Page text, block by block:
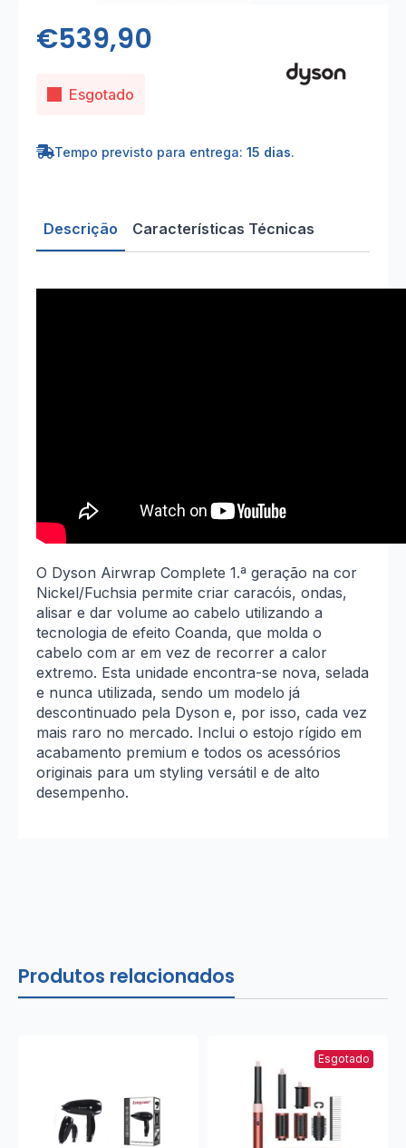
€539,90
Esgotado
Tempo previsto para entrega: 15 dias.
Descrição Características Técnicas
O Dyson Airwrap Complete 1.ª geração na cor
Nickel/Fuchsia permite criar caracóis, ondas,
alisar e dar volume ao cabelo utilizando a
tecnologia de efeito Coanda, que molda o
cabelo com ar em vez de recorrer a calor
extremo. Esta unidade encontra-se nova, selada
e nunca utilizada, sendo um modelo já
descontinuado pela Dyson e, por isso, cada vez
mais raro no mercado. Inclui o estojo rígido em
acabamento premium e todos os acessórios
originais para um styling versátil e de alto
desempenho.
Produtos relacionados
Esgotado